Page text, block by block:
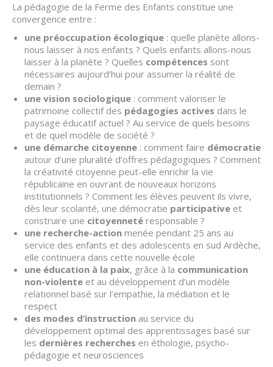
La pédagogie de la Ferme des Enfants constitue une
convergence entre :
une préoccupation écologique : quelle planète allons-
nous laisser à nos enfants ? Quels enfants allons-nous
laisser à la planète ? Quelles compétences sont
nécessaires aujourd’hui pour assumer la réalité de
demain ?
une vision sociologique : comment valoriser le
patrimoine collectif des pédagogies actives dans le
paysage éducatif actuel ? Au service de quels besoins
et de quel modèle de société ?
une démarche citoyenne : comment faire démocratie
autour d’une pluralité d’offres pédagogiques ? Comment
la créativité citoyenne peut-elle enrichir la vie
républicaine en ouvrant de nouveaux horizons
institutionnels ? Comment les élèves peuvent ils vivre,
dès leur scolarité, une démocratie participative et
construire une citoyenneté responsable ?
une recherche-action menée pendant 25 ans au
service des enfants et des adolescents en sud Ardèche,
elle continuera dans cette nouvelle école
une éducation à la paix, grâce à la communication
non-violente et au développement d’un modèle
relationnel basé sur l’empathie, la médiation et le
respect
des modes d’instruction au service du
développement optimal des apprentissages basé sur
les dernières recherches en éthologie, psycho-
pédagogie et neurosciences